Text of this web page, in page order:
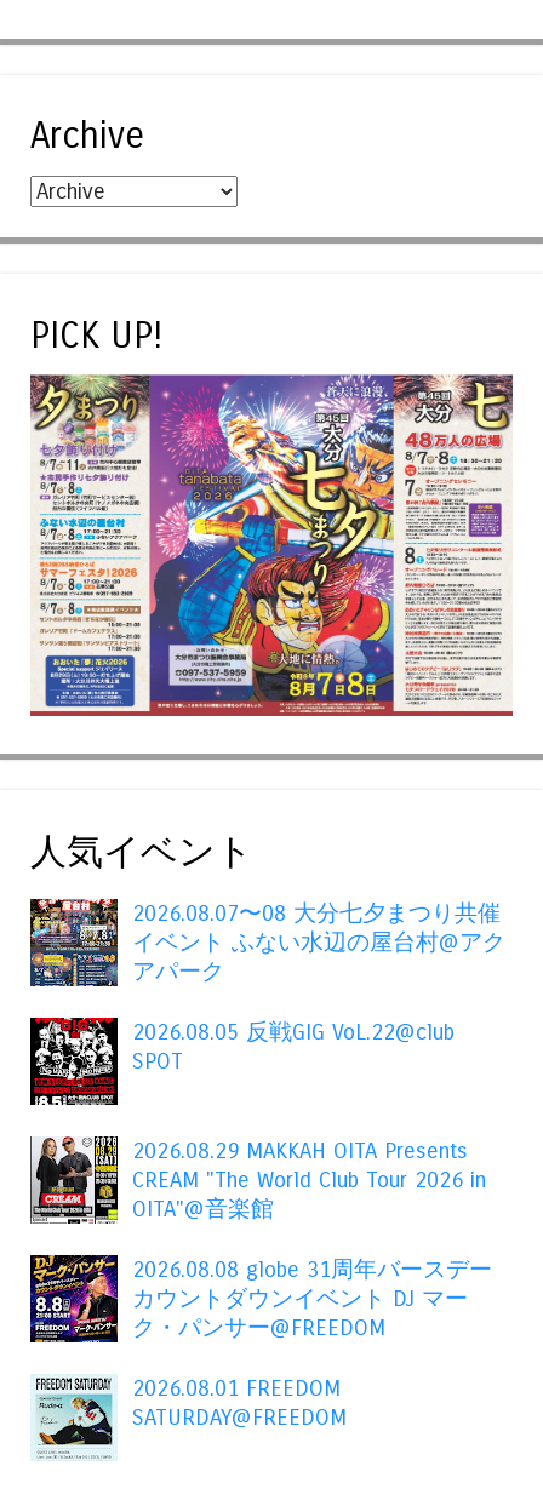
Archive
PICK UP!
人気イベント
2026.08.07〜08 大分七夕まつり共催
イベント ふない水辺の屋台村@アク
アパーク
2026.08.05 反戦GIG VoL.22@club
SPOT
2026.08.29 MAKKAH OITA Presents
CREAM "The World Club Tour 2026 in
OITA"@音楽館
2026.08.08 globe 31周年バースデー
カウントダウンイベント DJ マー
ク・パンサー@FREEDOM
2026.08.01 FREEDOM
SATURDAY@FREEDOM